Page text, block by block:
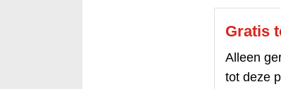
Gratis
Alleen
tot deze